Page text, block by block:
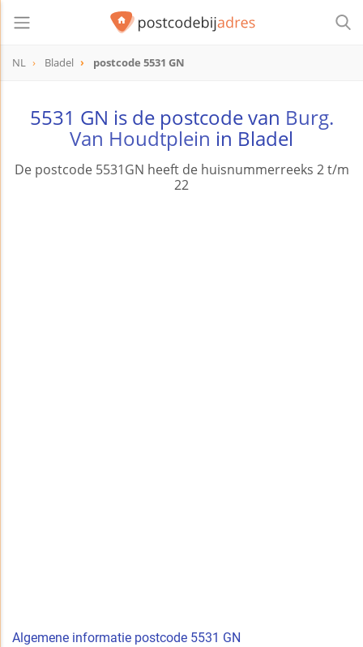
NL Bladel postcode 5531 GN
5531 GN is de postcode van Burg.
Van Houdtplein in Bladel
De postcode 5531GN heeft de huisnummerreeks 2 t/m
22
Algemene informatie postcode 5531 GN